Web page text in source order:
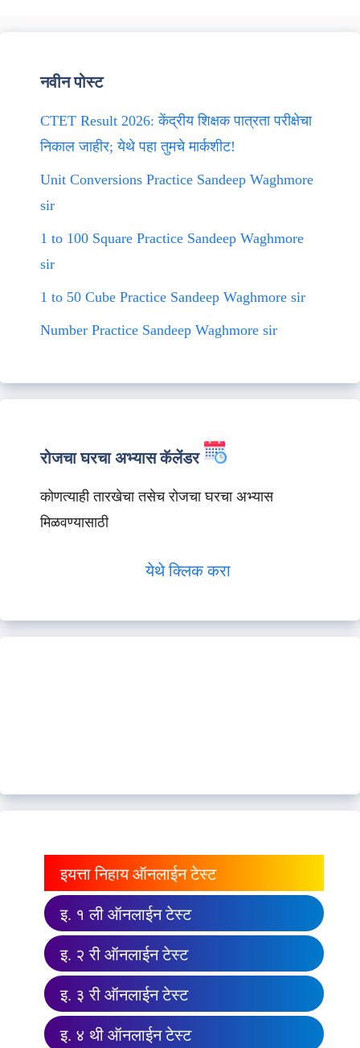
नवीन पोस्ट
CTET Result 2026: केंद्रीय शिक्षक पात्रता परीक्षेचा
निकाल जाहीर; येथे पहा तुमचे मार्कशीट!
Unit Conversions Practice Sandeep Waghmore
sir
1 to 100 Square Practice Sandeep Waghmore
sir
1 to 50 Cube Practice Sandeep Waghmore sir
Number Practice Sandeep Waghmore sir
रोजचा घरचा अभ्यास कॅलेंडर
कोणत्याही तारखेचा तसेच रोजचा घरचा अभ्यास
मिळवण्यासाठी
येथे क्लिक करा
इयत्ता निहाय ऑनलाईन टेस्ट
इ. १ ली ऑनलाईन टेस्ट
इ. २ री ऑनलाईन टेस्ट
इ. ३ री ऑनलाईन टेस्ट
इ. ४ थी ऑनलाईन टेस्ट